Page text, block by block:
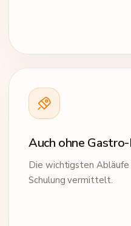
Auch ohne
Die wichtigsten
Schulung vermittelt.